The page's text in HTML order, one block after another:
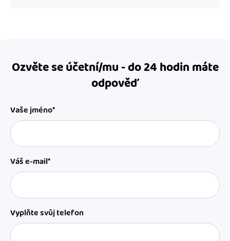
Ozvěte se účetní/mu - do 24 hodin máte
odpověď
Vaše jméno*
Váš e-mail*
Vyplňte svůj telefon